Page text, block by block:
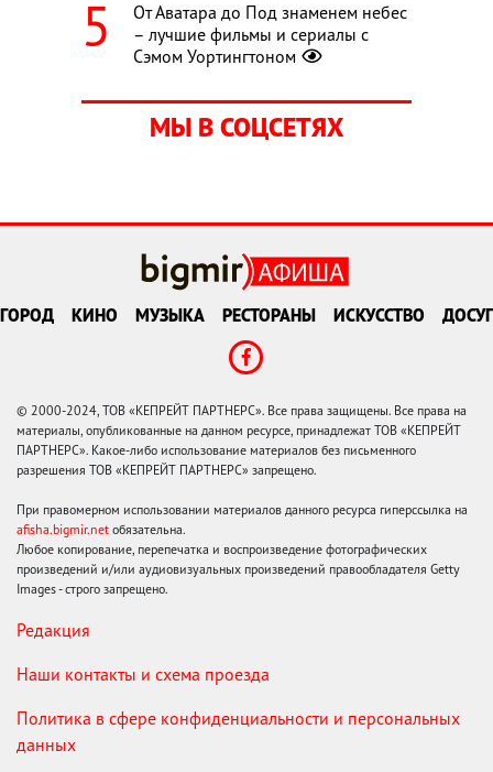
От Аватара до Под знаменем небес
– лучшие фильмы и сериалы с
Сэмом Уортингтоном
МЫ В СОЦСЕТЯХ
ГОРОД КИНО МУЗЫКА РЕСТОРАНЫ ИСКУССТВО ДОСУГ
© 2000-2024, ТОВ «КЕПРЕЙТ ПАРТНЕРС». Все права защищены. Все права на
материалы, опубликованные на данном ресурсе, принадлежат ТОВ «КЕПРЕЙТ
ПАРТНЕРС». Какое-либо использование материалов без письменного
разрешения ТОВ «КЕПРЕЙТ ПАРТНЕРС» запрещено.
При правомерном использовании материалов данного ресурса гиперссылка на
afisha.bigmir.net обязательна.
Любое копирование, перепечатка и воспроизведение фотографических
произведений и/или аудиовизуальных произведений правообладателя Getty
Images - строго запрещено.
Редакция
Наши контакты и схема проезда
Политика в сфере конфиденциальности и персональных
данных